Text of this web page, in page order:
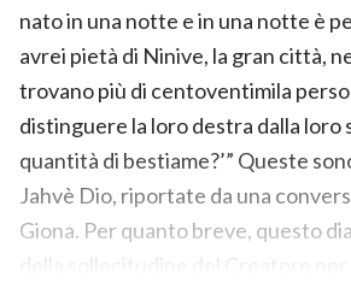
nato in una notte e in una notte è
avrei pietà di Ninive, la gran città,
trovano più di centoventimila
distinguere la loro destra dalla loro
quantità di bestiame?’” Queste
Jahvè Dio, riportate da una
Giona. Per quanto breve, questo
della sollecitudine del Creatore per